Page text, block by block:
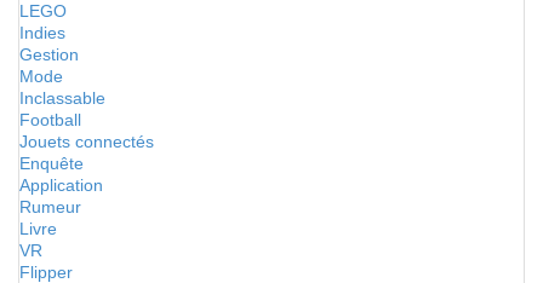
LEGO
Indies
Gestion
Mode
Inclassable
Football
Jouets connectés
Enquête
Application
Rumeur
Livre
VR
Flipper